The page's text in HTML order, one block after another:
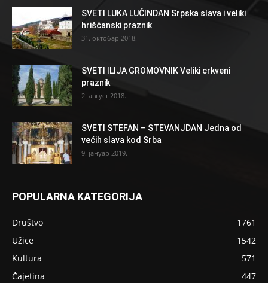
SVETI LUKA LUČINDAN Srpska slava i veliki
hrišćanski praznik
31. октобар 2018.
SVETI ILIJA GROMOVNIK Veliki crkveni
praznik
2. август 2018.
SVETI STEFAN – STEVANJDAN Jedna od
većih slava kod Srba
9. јануар 2019.
POPULARNA KATEGORIJA
Društvo
1761
Užice
1542
Kultura
571
Čajetina
447